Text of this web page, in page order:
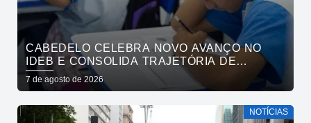
CABEDELO CELEBRA NOVO AVANÇO NO
IDEB E CONSOLIDA TRAJETÓRIA DE
CRESCIMENTO NA EDUCAÇÃO PÚBLICA
7 de agosto de 2026
NOTÍCIAS